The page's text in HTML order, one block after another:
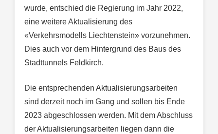
wurde, entschied die Regierung im Jahr 2022,
eine weitere Aktualisierung des
«Verkehrsmodells Liechtenstein» vorzunehmen.
Dies auch vor dem Hintergrund des Baus des
Stadttunnels Feldkirch.
Die entsprechenden Aktualisierungsarbeiten
sind derzeit noch im Gang und sollen bis Ende
2023 abgeschlossen werden. Mit dem Abschluss
der Aktualisierungsarbeiten liegen dann die